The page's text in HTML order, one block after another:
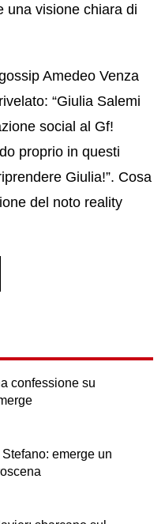
una visione chiara di
Amedeo Venza
“Giulia Salemi
social al Gf!
proprio in questi
Giulia!”. Cosa
del noto reality
confessione su
emerge un